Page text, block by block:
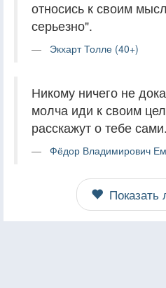
относись к своим
серьезно".
Экхарт Толле (40+)
Никому ничего не
молча иди к своим
расскажут о тебе сами.
Фёдор Владимирович